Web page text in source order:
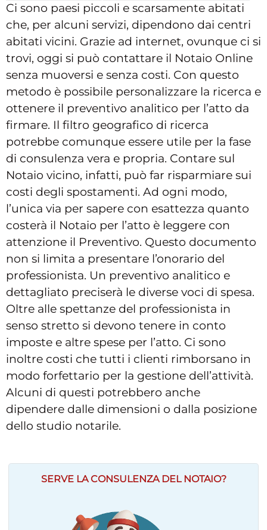
Ci sono paesi piccoli e scarsamente abitati
che, per alcuni servizi, dipendono dai centri
abitati vicini. Grazie ad internet, ovunque ci si
trovi, oggi si può contattare il Notaio Online
senza muoversi e senza costi. Con questo
metodo è possibile personalizzare la ricerca e
ottenere il preventivo analitico per l’atto da
firmare. Il filtro geografico di ricerca
potrebbe comunque essere utile per la fase
di consulenza vera e propria. Contare sul
Notaio vicino, infatti, può far risparmiare sui
costi degli spostamenti. Ad ogni modo,
l’unica via per sapere con esattezza quanto
costerà il Notaio per l’atto è leggere con
attenzione il Preventivo. Questo documento
non si limita a presentare l’onorario del
professionista. Un preventivo analitico e
dettagliato preciserà le diverse voci di spesa.
Oltre alle spettanze del professionista in
senso stretto si devono tenere in conto
imposte e altre spese per l’atto. Ci sono
inoltre costi che tutti i clienti rimborsano in
modo forfettario per la gestione dell’attività.
Alcuni di questi potrebbero anche
dipendere dalle dimensioni o dalla posizione
dello studio notarile.
SERVE LA CONSULENZA DEL NOTAIO?